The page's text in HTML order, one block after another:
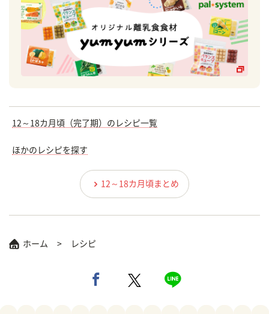
12～18カ月頃（完了期）のレシピ一覧
ほかのレシピを探す
12～18カ月頃まとめ
ホーム レシピ